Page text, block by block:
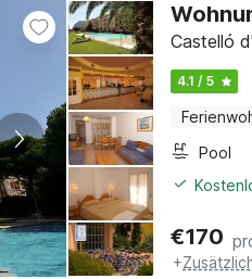
Castelló
4.1 / 5
Pool
€170
+